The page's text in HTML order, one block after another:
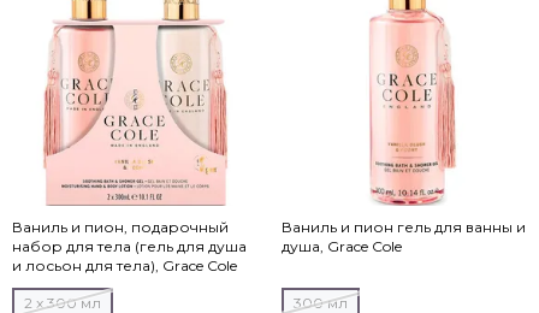
Ваниль и пион, подарочный
набор для тела (гель для душа
и лосьон для тела), Grace Cole
2 x 300 мл
Ваниль и пион гель для ванны и
душа, Grace Cole
300 мл